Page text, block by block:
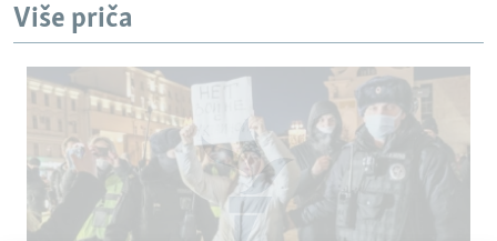
Više priča